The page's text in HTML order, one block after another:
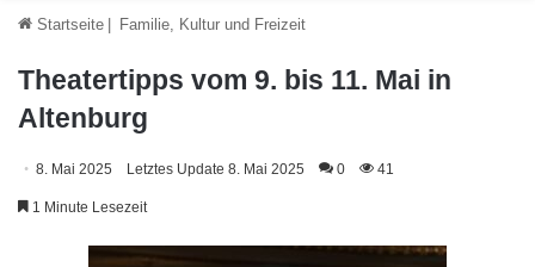
Startseite | Familie, Kultur und Freizeit
Theatertipps vom 9. bis 11. Mai in
Altenburg
8. Mai 2025 Letztes Update 8. Mai 2025 0 41
1 Minute Lesezeit